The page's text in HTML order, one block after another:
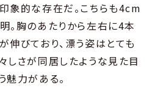
象的な存在だ。こちらも4cm
。胸のあたりから左右に4本
伸びており、漂う姿はとても
しさが同居したような見た目
魅力がある。